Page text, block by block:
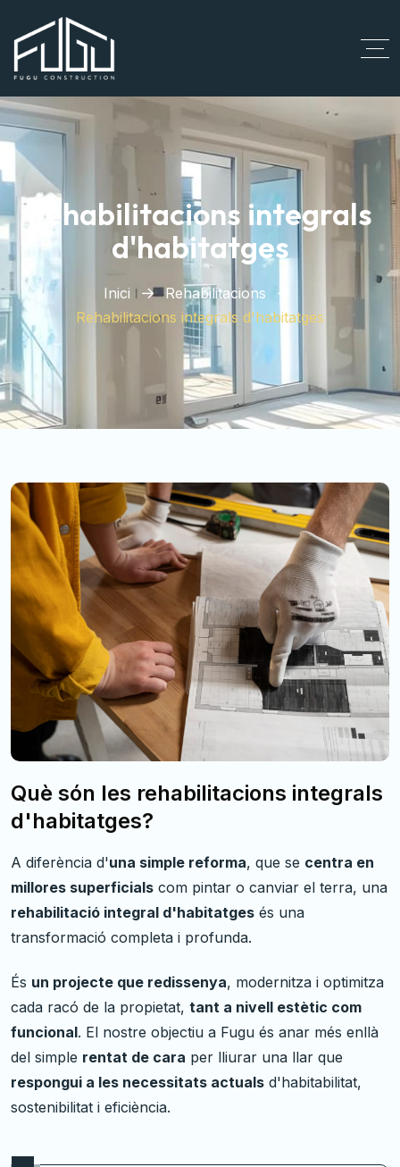
Rehabilitacions integrals
d'habitatges
Inici
Rehabilitacions
Rehabilitacions integrals d'habitatges
Què són les rehabilitacions integrals
d'habitatges?
A diferència d'una simple reforma, que se centra en
millores superficials com pintar o canviar el terra, una
rehabilitació integral d'habitatges és una
transformació completa i profunda.
És un projecte que redissenya, modernitza i optimitza
cada racó de la propietat, tant a nivell estètic com
funcional. El nostre objectiu a Fugu és anar més enllà
del simple rentat de cara per lliurar una llar que
respongui a les necessitats actuals d'habitabilitat,
sostenibilitat i eficiència.